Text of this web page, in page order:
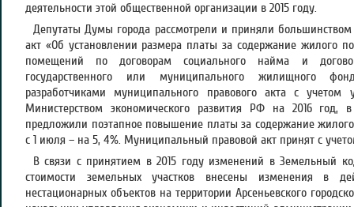
деятельности этой общественной организации в 2015 году.
Депутаты Думы города рассмотрели и приняли
акт «Об установлении размера платы за содержание жилого
помещений по договорам социального найма и
государственного или муниципального жилищного
разработчиками муниципального правового акта с учетом
Министерством экономического развития РФ на 2016 год,
предложили поэтапное повышение платы за содержание
с 1 июля – на 5, 4%. Муниципальный правовой акт принят с
В связи с принятием в 2015 году изменений в Земельный
стоимости земельных участков внесены изменения в
нестационарных объектов на территории Арсеньевского